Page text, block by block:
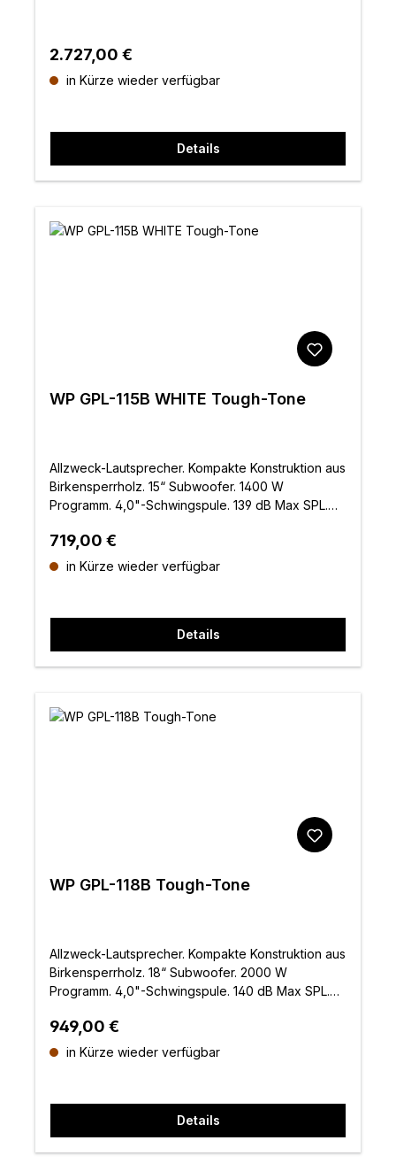
Regulärer Preis:
2.727,00 €
in Kürze wieder verfügbar
Details
WP GPL-115B WHITE Tough-Tone
Allzweck-Lautsprecher. Kompakte Konstruktion aus
Birkensperrholz. 15“ Subwoofer. 1400 W
Programm. 4,0"-Schwingspule. 139 dB Max SPL.
Regulärer Preis:
719,00 €
in Kürze wieder verfügbar
Details
WP GPL-118B Tough-Tone
Allzweck-Lautsprecher. Kompakte Konstruktion aus
Birkensperrholz. 18“ Subwoofer. 2000 W
Programm. 4,0"-Schwingspule. 140 dB Max SPL.
Regulärer Preis:
949,00 €
in Kürze wieder verfügbar
Details